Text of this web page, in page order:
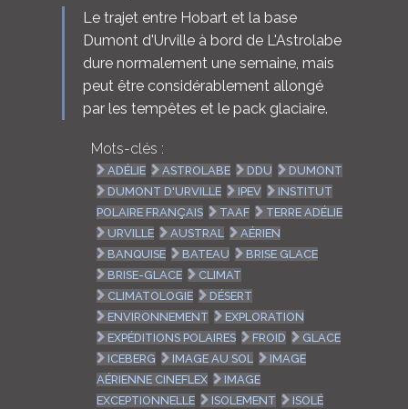
Le trajet entre Hobart et la base
Dumont d'Urville à bord de L'Astrolabe
dure normalement une semaine, mais
peut être considérablement allongé
par les tempêtes et le pack glaciaire.
Mots-clés :
ADÉLIE ASTROLABE DDU
DUMONT
DUMONT D'URVILLE
IPEV
INSTITUT
POLAIRE FRANÇAIS
TAAF
TERRE ADÉLIE
URVILLE
AUSTRAL
AÉRIEN
BANQUISE
BATEAU
BRISE GLACE
BRISE-GLACE
CLIMAT
CLIMATOLOGIE
DÉSERT
ENVIRONNEMENT
EXPLORATION
EXPÉDITIONS POLAIRES
FROID
GLACE
ICEBERG
IMAGE AU SOL
IMAGE
AÉRIENNE CINEFLEX
IMAGE
EXCEPTIONNELLE
ISOLEMENT
ISOLÉ